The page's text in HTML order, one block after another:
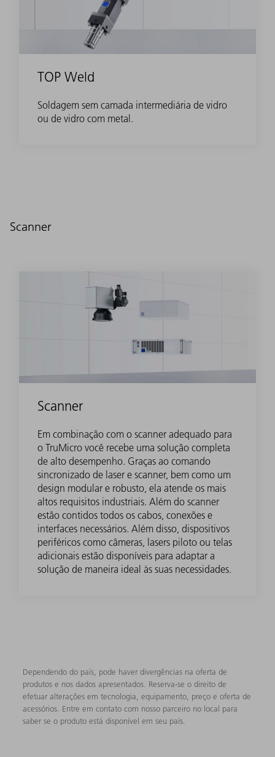
TOP Weld
Soldagem sem camada intermediária de vidro
ou de vidro com metal.
Scanner
Scanner
Em combinação com o scanner adequado para
o TruMicro você recebe uma solução completa
de alto desempenho. Graças ao comando
sincronizado de laser e scanner, bem como um
design modular e robusto, ela atende os mais
altos requisitos industriais. Além do scanner
estão contidos todos os cabos, conexões e
interfaces necessários. Além disso, dispositivos
periféricos como câmeras, lasers piloto ou telas
adicionais estão disponíveis para adaptar a
solução de maneira ideal às suas necessidades.
Dependendo do país, pode haver divergências na oferta de
produtos e nos dados apresentados. Reserva-se o direito de
efetuar alterações em tecnologia, equipamento, preço e oferta de
acessórios. Entre em contato com nosso parceiro no local para
saber se o produto está disponível em seu país.